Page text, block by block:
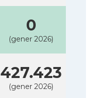
0
(gener 2026)
427.423
(gener 2026)